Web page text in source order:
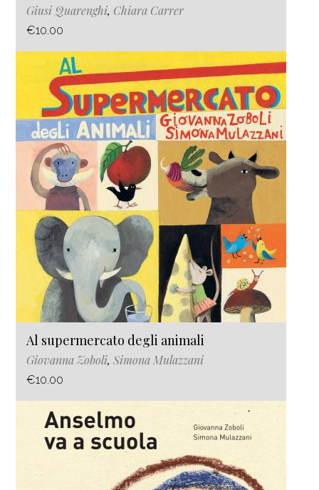
Giusi Quarenghi, Chiara Carrer
€10.00
Al supermercato degli animali
Giovanna Zoboli, Simona Mulazzani
€10.00